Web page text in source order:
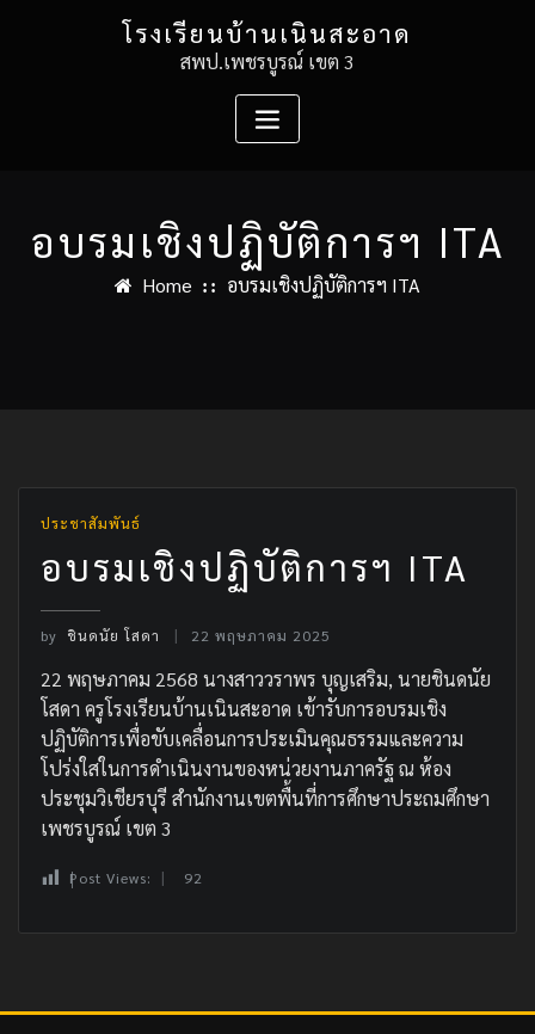
โรงเรียนบ้านเนินสะอาด
สพป.เพชรบูรณ์ เขต 3
อบรมเชิงปฏิบัติการฯ ITA
Home อบรมเชิงปฏิบัติการฯ ITA
ประชาสัมพันธ์
อบรมเชิงปฏิบัติการฯ ITA
by ชินดนัย โสดา 22 พฤษภาคม 2025
22 พฤษภาคม 2568 นางสาววราพร บุญเสริม, นายชินดนัย
โสดา ครูโรงเรียนบ้านเนินสะอาด เข้ารับการอบรมเชิง
ปฏิบัติการเพื่อขับเคลื่อนการประเมินคุณธรรมและความ
โปร่งใสในการดำเนินงานของหน่วยงานภาครัฐ ณ ห้อง
ประชุมวิเชียรบุรี สำนักงานเขตพื้นที่การศึกษาประถมศึกษา
เพชรบูรณ์ เขต 3
Post Views: 92